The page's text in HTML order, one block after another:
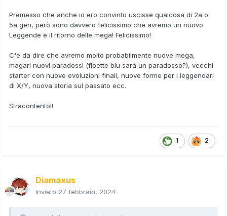
Premesso che anche io ero convinto uscisse qualcosa di 2a o
5a gen, però sono davvero felicissimo che avremo un nuovo
Leggende e il ritorno delle mega! Felicissimo!
C'è da dire che avremo molto probabilmente nuove mega,
magari nuovi paradossi (floette blu sarà un paradosso?), vecchi
starter con nuove evoluzioni finali, nuove forme per i leggendari
di X/Y, nuova storia sul passato ecc.
Stracontento!!
1 2
Diamaxus
Inviato 27 febbraio, 2024